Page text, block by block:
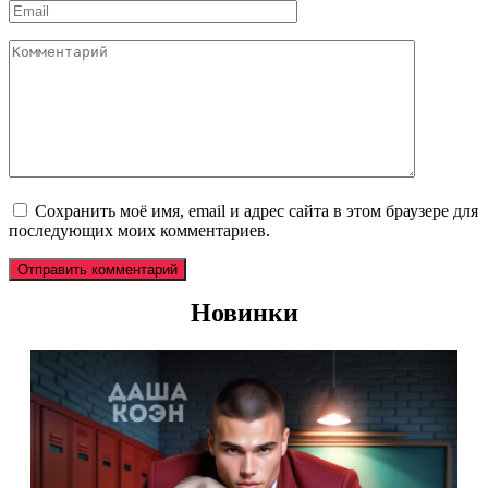
Email
*
Комментарий
Сохранить моё имя, email и адрес сайта в этом браузере для
последующих моих комментариев.
Новинки